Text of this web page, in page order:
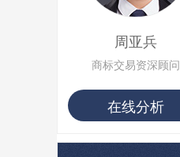
周亚兵
商标交易资深顾问
在线分析